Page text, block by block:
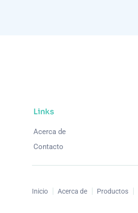
Links
Acerca de
Contacto
Inicio Acerca de Productos